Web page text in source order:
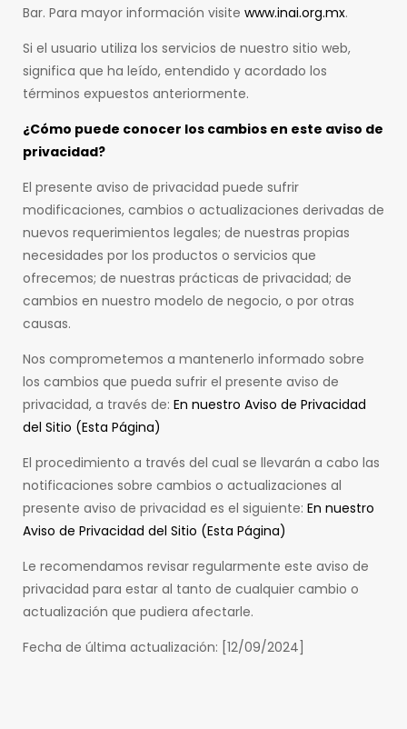
Bar. Para mayor información visite www.inai.org.mx.
Si el usuario utiliza los servicios de nuestro sitio web,
significa que ha leído, entendido y acordado los
términos expuestos anteriormente.
¿Cómo puede conocer los cambios en este aviso de
privacidad?
El presente aviso de privacidad puede sufrir
modificaciones, cambios o actualizaciones derivadas de
nuevos requerimientos legales; de nuestras propias
necesidades por los productos o servicios que
ofrecemos; de nuestras prácticas de privacidad; de
cambios en nuestro modelo de negocio, o por otras
causas.
Nos comprometemos a mantenerlo informado sobre
los cambios que pueda sufrir el presente aviso de
privacidad, a través de: En nuestro Aviso de Privacidad
del Sitio (Esta Página)
El procedimiento a través del cual se llevarán a cabo las
notificaciones sobre cambios o actualizaciones al
presente aviso de privacidad es el siguiente: En nuestro
Aviso de Privacidad del Sitio (Esta Página)
Le recomendamos revisar regularmente este aviso de
privacidad para estar al tanto de cualquier cambio o
actualización que pudiera afectarle.
Fecha de última actualización: [12/09/2024]